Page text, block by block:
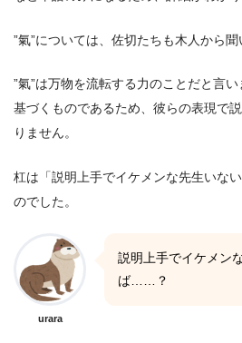
”氣”については、佐切たちも木人から聞
”氣”は万物を流転する力のことだと言
基づくものであるため、彼らの表現で
りません。
杠は「説明上手でイケメンな先生いな
のでした。
urara
説明上手でイケメン
ば……？